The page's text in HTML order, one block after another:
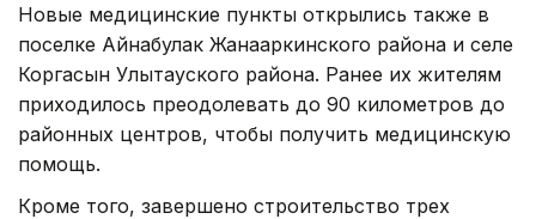
Новые медицинские пункты открылись также в
поселке Айнабулак Жанааркинского района и селе
Коргасын Улытауского района. Ранее их жителям
приходилось преодолевать до 90 километров до
районных центров, чтобы получить медицинскую
помощь.
Кроме того, завершено строительство трех